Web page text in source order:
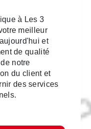
à Les 3
meilleur
et
de qualité
notre
du client et
des services